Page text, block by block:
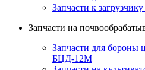
Запчасти к
Запчасти на
Запчасти для бороны
БЦД-12М